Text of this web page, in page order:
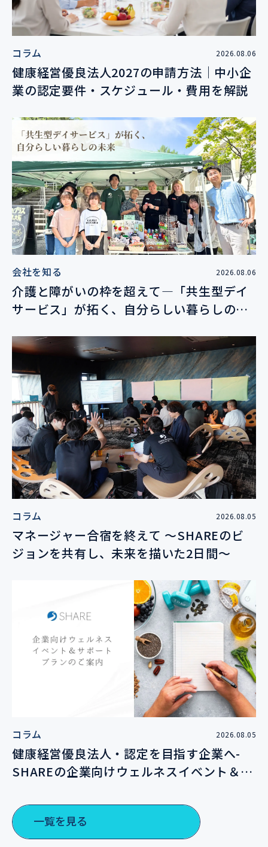
コラム 2026.08.06
健康経営優良法人2027の申請方法｜中小企
業の認定要件・スケジュール・費用を解説
会社を知る 2026.08.06
介護と障がいの枠を超えて―「共生型デイ
サービス」が拓く、自分らしい暮らしの未
コラム 2026.08.05
マネージャー合宿を終えて 〜SHAREのビ
ジョンを共有し、未来を描いた2日間〜
コラム 2026.08.05
健康経営優良法人・認定を目指す企業へ-
SHAREの企業向けウェルネスイベント＆サ
一覧を見る